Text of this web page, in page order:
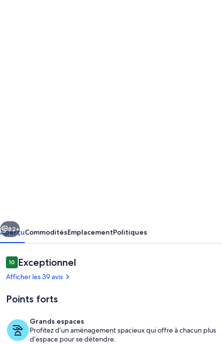
Luxury
Resort
Sturbridge/Brimfield,
Extérieur
Suivant
82+
AperçuCommoditésEmplacementPolitiques
Avis
1010 sur 10 –
Exceptionnel
Afficher les 39 avis
Points forts
Grands espaces
Profitez d’un aménagement spacieux qui offre à chacun plus
d’espace pour se détendre.